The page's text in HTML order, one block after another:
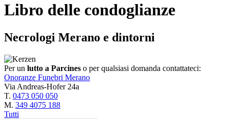
Libro delle condoglianze
Necrologi Merano e dintorni
Per un lutto a Parcines o per qualsiasi domanda contattateci:
Onoranze Funebri Merano
Via Andreas-Hofer 24a
T. 0473 050 050
M. 349 4075 188
Tutti